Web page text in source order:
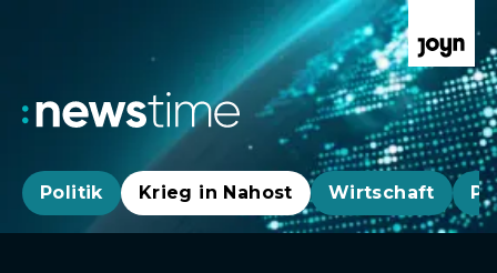
Politik Krieg in Nahost Wirtschaft